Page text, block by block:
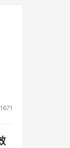
1671